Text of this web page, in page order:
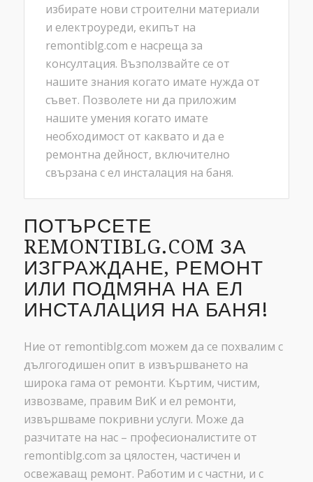
избирате нови строителни материали
и електроуреди, екипът на
remontiblg.com е насреща за
консултация. Възползвайте се от
нашите знания когато имате нужда от
съвет. Позволете ни да приложим
нашите умения когато имате
необходимост от каквато и да е
ремонтна дейност, включително
свързана с ел инсталация на баня.
ПОТЪРСЕТЕ
REMONTIBLG.COM ЗА
ИЗГРАЖДАНЕ, РЕМОНТ
ИЛИ ПОДМЯНА НА ЕЛ
ИНСТАЛАЦИЯ НА БАНЯ!
Ние от remontiblg.com можем да се похвалим с
дългогодишен опит в извършването на
широка гама от ремонти. Къртим, чистим,
извозваме, правим ВиК и ел ремонти,
извършваме покривни услуги. Може да
разчитате на нас – професионалистите от
remontiblg.com за цялостен, частичен и
освежаващ ремонт. Работим и с частни, и с